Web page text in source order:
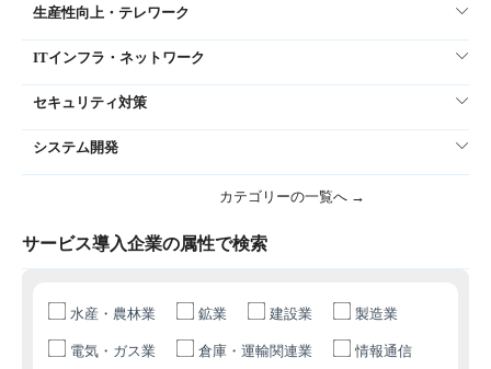
生産性向上・テレワーク
ITインフラ・ネットワーク
セキュリティ対策
システム開発
カテゴリーの一覧へ →
サービス導入企業の属性で検索
水産・農林業 鉱業 建設業 製造業
電気・ガス業 倉庫・運輸関連業 情報通信